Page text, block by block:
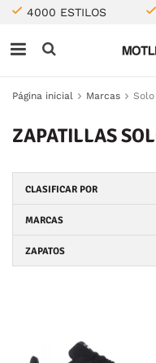
4000 ESTILOS
Página inicial Marcas
ZAPATILLAS
CLASIFICAR POR
MARCAS
ZAPATOS